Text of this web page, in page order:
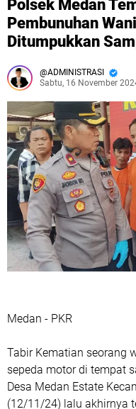
Polsek Medan
Pembunuhan
Ditumpukkan
ADMINISTRASI
Sabtu, 16 November
Medan - PKR
Tabir Kematian seorang
sepeda motor di tempat
Desa Medan Estate
(12/11/24) lalu akhirnya